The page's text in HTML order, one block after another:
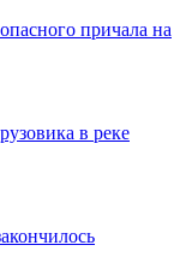
причала на
в реке